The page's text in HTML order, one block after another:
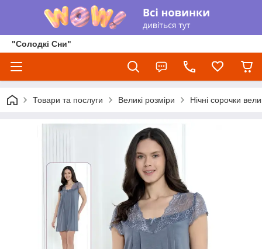
"Солодкі Сни"
Товари та послуги Великі розміри Нічні сорочки